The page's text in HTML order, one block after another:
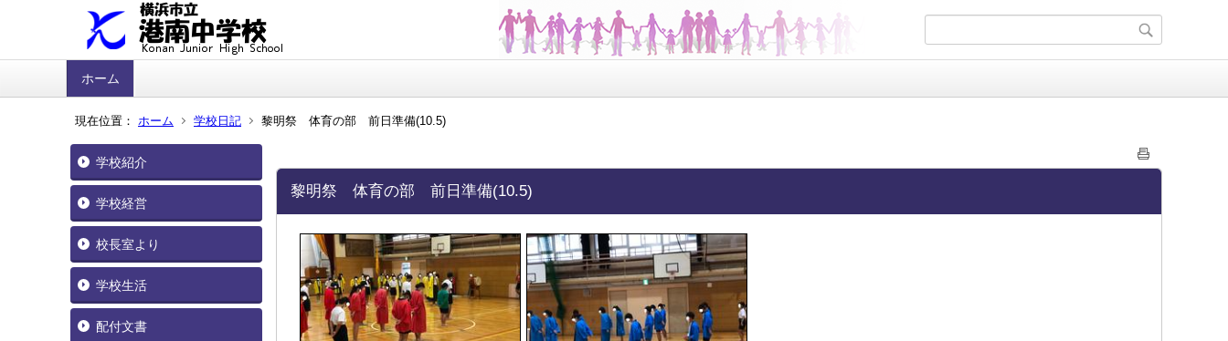
ホーム
現在位置： ホーム 学校日記 黎明祭 体育の部 前日準備(10.5)
学校紹介
学校経営
校長室より
学校生活
配付文書
黎明祭 体育の部 前日準備(10.5)